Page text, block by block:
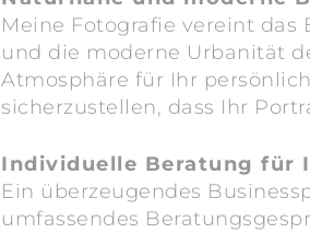
Meine Fotografie vereint
und die moderne Urbanität
Atmosphäre für Ihr
sicherzustellen, dass Ihr
Individuelle Beratung
Ein überzeugendes
umfassendes